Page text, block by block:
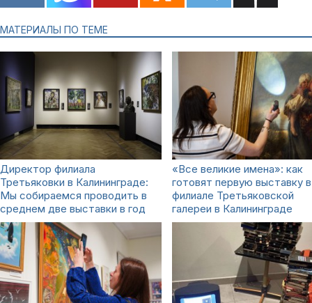
МАТЕРИАЛЫ ПО ТЕМЕ
Директор филиала
Третьяковки в Калининграде:
Мы собираемся проводить в
среднем две выставки в год
«Все великие имена»: как
готовят первую выставку в
филиале Третьяковской
галереи в Калининграде